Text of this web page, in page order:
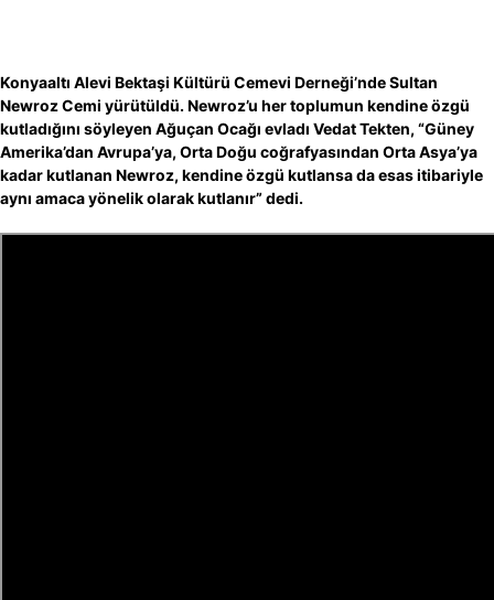
Konyaaltı Alevi Bektaşi Kültürü Cemevi Derneği’nde Sultan
Newroz Cemi yürütüldü. Newroz’u her toplumun kendine özgü
kutladığını söyleyen Ağuçan Ocağı evladı Vedat Tekten, “Güney
Amerika’dan Avrupa’ya, Orta Doğu coğrafyasından Orta Asya’ya
kadar kutlanan Newroz, kendine özgü kutlansa da esas itibariyle
aynı amaca yönelik olarak kutlanır” dedi.